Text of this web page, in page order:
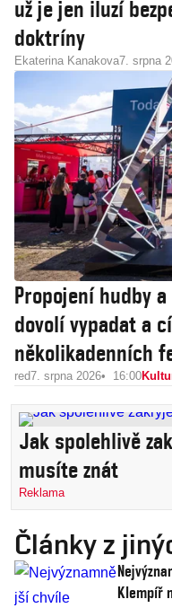
už je jen iluzí
doktríny
Ekaterina Kanakova7. srpna
Propojení hudby
dovolí vypadat a
několikadenních
red7. srpna 2026 16:00
Jak spolehlivě
musíte znát
Reklama
Články z
Klempíř